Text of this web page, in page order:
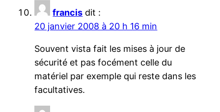
francis dit :
20 janvier 2008 à 20 h 16 min
Souvent vista fait les mises à jour de
sécurité et pas focément celle du
matériel par exemple qui reste dans les
facultatives.